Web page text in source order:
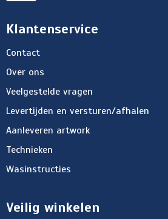
Klantenservice
Contact
Over ons
Veelgestelde vragen
Levertijden en versturen/afhalen
Aanleveren artwork
Technieken
Wasinstructies
Veilig winkelen